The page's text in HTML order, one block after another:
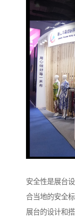
安全性是展台
合当地的安全
展台的设计和